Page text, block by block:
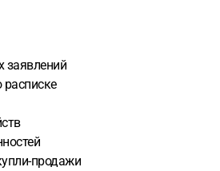
заявлений
продажи